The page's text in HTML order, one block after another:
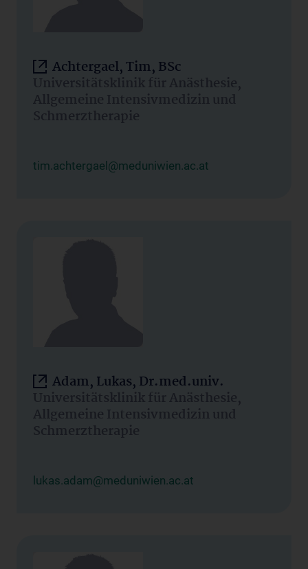
Achtergael, Tim, BSc
Universitätsklinik für Anästhesie,
Allgemeine Intensivmedizin und
Schmerztherapie
tim.achtergael@meduniwien.ac.at
Adam, Lukas, Dr.med.univ.
Universitätsklinik für Anästhesie,
Allgemeine Intensivmedizin und
Schmerztherapie
lukas.adam@meduniwien.ac.at